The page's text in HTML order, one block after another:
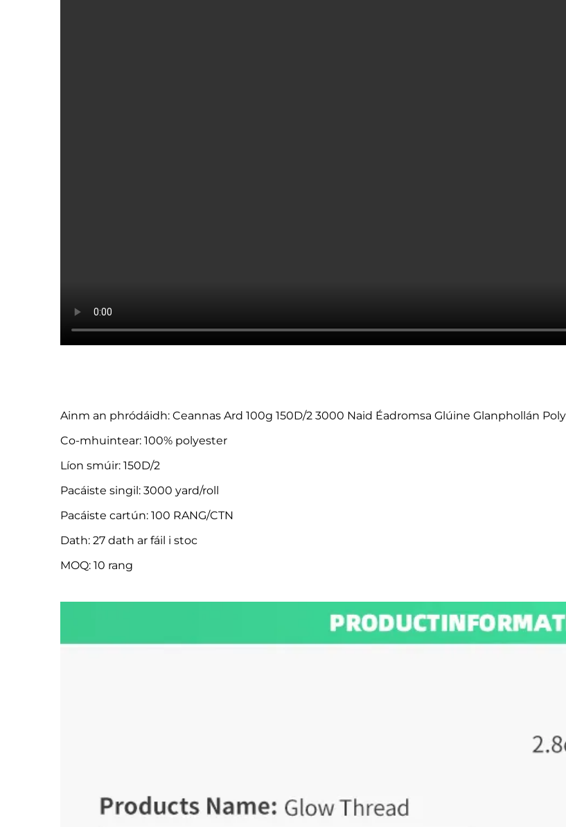
Ainm an phródáidh: Ceannas Ard 100g 150D/2 3000 Naid Éadromsa Glúine Glanphollán
Co-mhuintear: 100% polyester
Líon smúir: 150D/2
Pacáiste singil: 3000 yard/roll
Pacáiste cartún: 100 RANG/CTN
Dath: 27 dath ar fáil i stoc
MOQ: 10 rang